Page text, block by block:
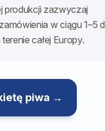
produkcji zazwyczaj
w ciągu 1–5
całej Europy.
piwa →